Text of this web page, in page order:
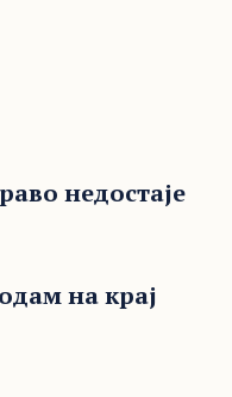
недостаје
на крај